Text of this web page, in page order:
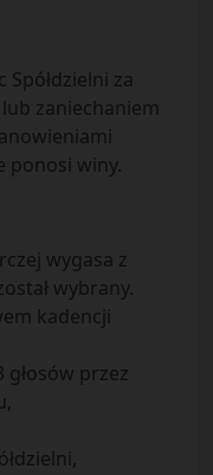
Spółdzielni za
zaniechaniem
ponosi winy.
wygasa z
wybrany.
kadencji
głosów przez